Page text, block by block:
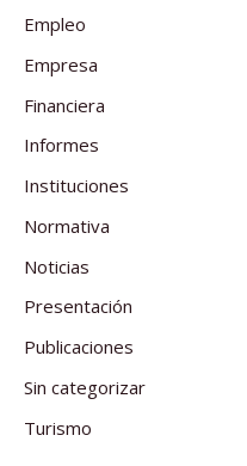
Empleo
Empresa
Financiera
Informes
Instituciones
Normativa
Noticias
Presentación
Publicaciones
Sin categorizar
Turismo